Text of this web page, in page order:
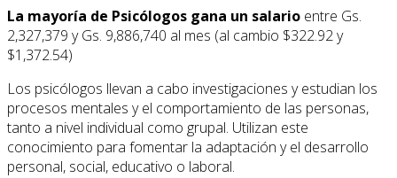
La mayoría de Psicólogos gana un salario entre Gs.
2,327,379 y Gs. 9,886,740 al mes (al cambio $322.92 y
$1,372.54)
Los psicólogos llevan a cabo investigaciones y estudian los
procesos mentales y el comportamiento de las personas,
tanto a nivel individual como grupal. Utilizan este
conocimiento para fomentar la adaptación y el desarrollo
personal, social, educativo o laboral.